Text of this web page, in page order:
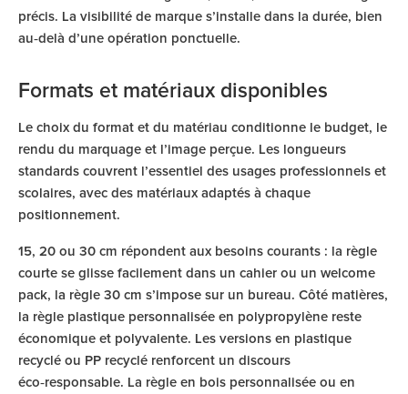
précis. La visibilité de marque s’installe dans la durée, bien
au‑delà d’une opération ponctuelle.
Formats et matériaux disponibles
Le choix du format et du matériau conditionne le budget, le
rendu du marquage et l’image perçue. Les longueurs
standards couvrent l’essentiel des usages professionnels et
scolaires, avec des matériaux adaptés à chaque
positionnement.
15, 20 ou 30 cm répondent aux besoins courants : la règle
courte se glisse facilement dans un cahier ou un welcome
pack, la règle 30 cm s’impose sur un bureau. Côté matières,
la règle plastique personnalisée en polypropylène reste
économique et polyvalente. Les versions en plastique
recyclé ou PP recyclé renforcent un discours
éco‑responsable. La règle en bois personnalisée ou en